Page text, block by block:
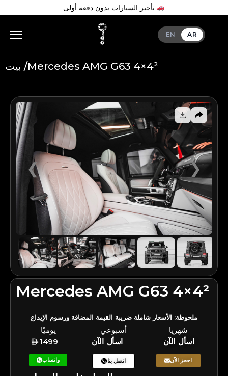
EN AR
بيت /Mercedes AMG G63 4×4²
❮ ❯
Mercedes AMG G63 4×4²
ملحوظة: الأسعار شاملة ضريبة القيمة المضافة ورسوم الإيداع
يوميًا أسبوعي
شهريا
1499
اسأل الآن اسأل الآن
واتساب اتصل بنا احجز الآن